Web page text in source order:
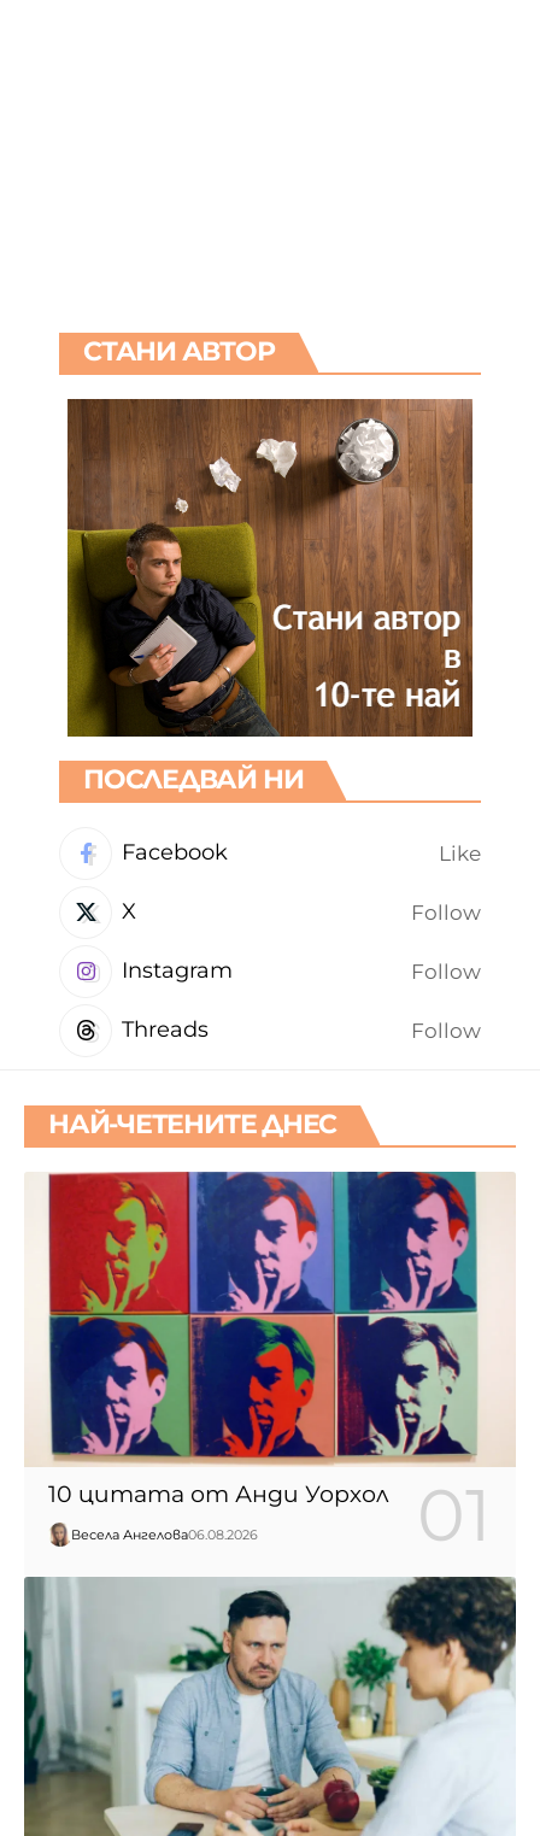
СТАНИ АВТОР
ПОСЛЕДВАЙ НИ
Facebook Like
X Follow
Instagram Follow
Threads Follow
НАЙ-ЧЕТЕНИТЕ ДНЕС
10 цитата от Анди Уорхол
Весела Ангелова06.08.2026